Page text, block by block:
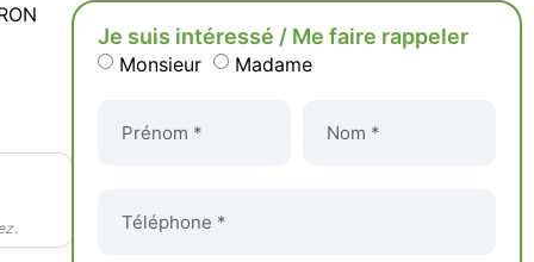
Je suis intéressé / Me faire rappeler
Monsieur Madame